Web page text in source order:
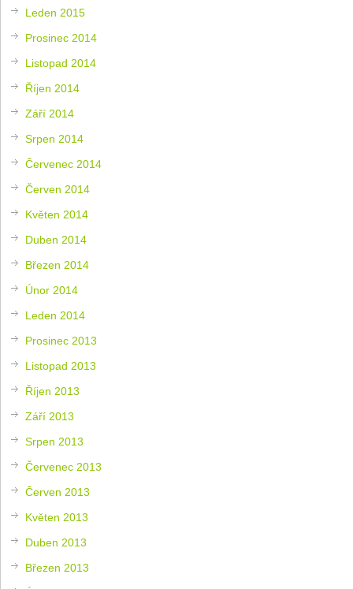
Leden 2015
Prosinec 2014
Listopad 2014
Říjen 2014
Září 2014
Srpen 2014
Červenec 2014
Červen 2014
Květen 2014
Duben 2014
Březen 2014
Únor 2014
Leden 2014
Prosinec 2013
Listopad 2013
Říjen 2013
Září 2013
Srpen 2013
Červenec 2013
Červen 2013
Květen 2013
Duben 2013
Březen 2013